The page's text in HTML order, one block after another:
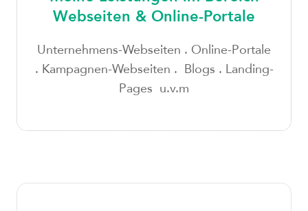
Webseiten & Online-Portale
Unternehmens-Webseiten . Online-Portale
. Kampagnen-Webseiten . Blogs . Landing-
Pages u.v.m